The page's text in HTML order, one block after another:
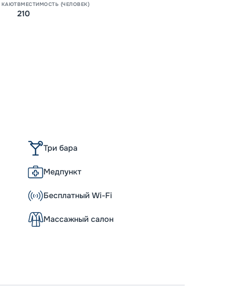
КАЮТВМЕСТИМОСТЬ (ЧЕЛОВЕК)
210
Три бара
Медпункт
Бесплатный Wi-Fi
Массажный салон